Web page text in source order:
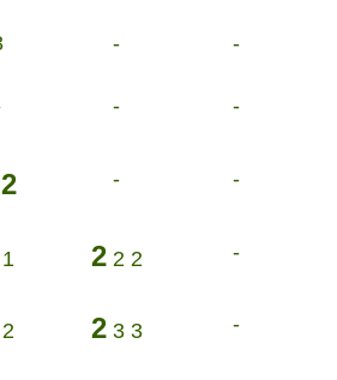
- -
- -
- -
1 2 2 2 -
2 2 3 3 -